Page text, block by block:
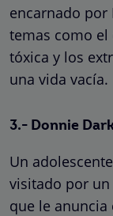
encarnado por
temas como
tóxica y los
una vida vacía.
3.- Donnie
Un
visitado por
que le